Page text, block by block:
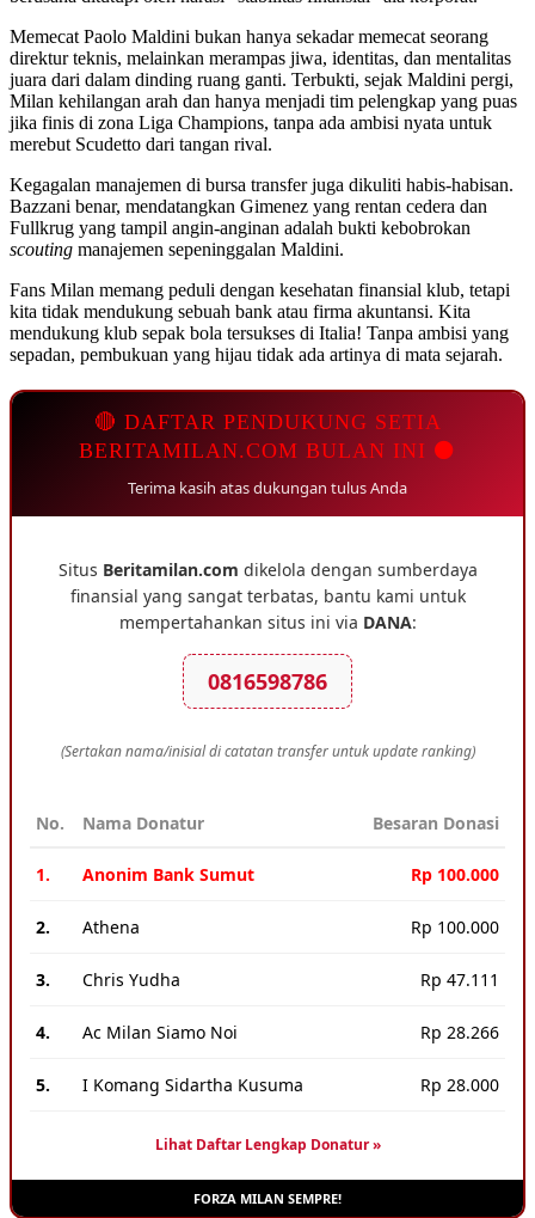
Memecat Paolo Maldini bukan hanya sekadar memecat seorang
direktur teknis, melainkan merampas jiwa, identitas, dan mentalitas
juara dari dalam dinding ruang ganti. Terbukti, sejak Maldini pergi,
Milan kehilangan arah dan hanya menjadi tim pelengkap yang puas
jika finis di zona Liga Champions, tanpa ada ambisi nyata untuk
merebut Scudetto dari tangan rival.
Kegagalan manajemen di bursa transfer juga dikuliti habis-habisan.
Bazzani benar, mendatangkan Gimenez yang rentan cedera dan
Fullkrug yang tampil angin-anginan adalah bukti kebobrokan
scouting manajemen sepeninggalan Maldini.
Fans Milan memang peduli dengan kesehatan finansial klub, tetapi
kita tidak mendukung sebuah bank atau firma akuntansi. Kita
mendukung klub sepak bola tersukses di Italia! Tanpa ambisi yang
sepadan, pembukuan yang hijau tidak ada artinya di mata sejarah.
🔴 DAFTAR PENDUKUNG SETIA
BERITAMILAN.COM BULAN INI ⚫
Terima kasih atas dukungan tulus Anda
Situs Beritamilan.com dikelola dengan sumberdaya
finansial yang sangat terbatas, bantu kami untuk
mempertahankan situs ini via DANA:
0816598786
(Sertakan nama/inisial di catatan transfer untuk update ranking)
No. Nama Donatur Besaran Donasi
1. Anonim Bank Sumut Rp 100.000
2. Athena Rp 100.000
3. Chris Yudha Rp 47.111
4. Ac Milan Siamo Noi Rp 28.266
5. I Komang Sidartha Kusuma Rp 28.000
Lihat Daftar Lengkap Donatur »
FORZA MILAN SEMPRE!